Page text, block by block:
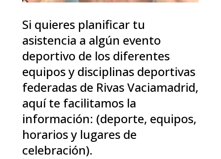
Si quieres planificar tu
asistencia a algún evento
deportivo de los diferentes
equipos y disciplinas deportivas
federadas de Rivas Vaciamadrid,
aquí te facilitamos la
información: (deporte, equipos,
horarios y lugares de
celebración).